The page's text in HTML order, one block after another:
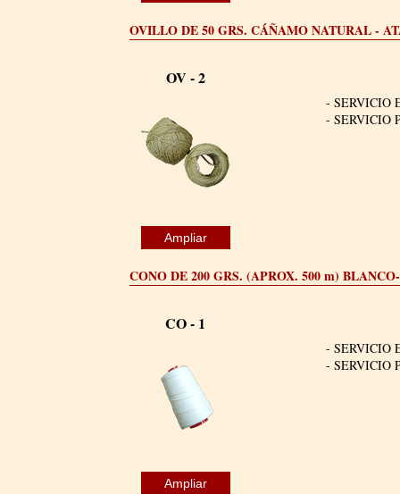
OVILLO DE 50 GRS. CÁÑAMO NATURAL -
OV - 2
Ampliar
- SERVICIO
- SERVICIO
CONO DE 200 GRS. (APROX. 500 m)
CO - 1
Ampliar
- SERVICIO
- SERVICIO